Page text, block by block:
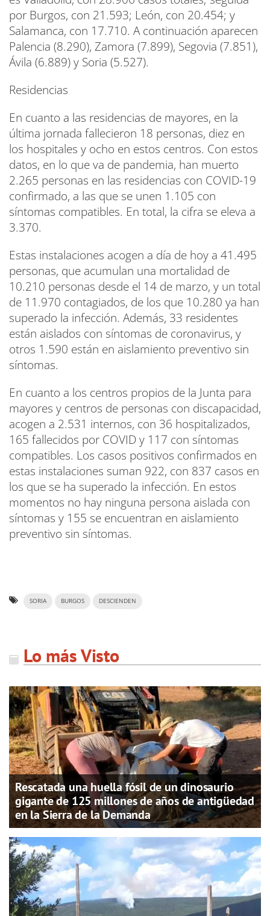
por Burgos, con 21.593; León, con 20.454; y
Salamanca, con 17.710. A continuación aparecen
Palencia (8.290), Zamora (7.899), Segovia (7.851),
Ávila (6.889) y Soria (5.527).
Residencias
En cuanto a las residencias de mayores, en la
última jornada fallecieron 18 personas, diez en
los hospitales y ocho en estos centros. Con estos
datos, en lo que va de pandemia, han muerto
2.265 personas en las residencias con COVID-19
confirmado, a las que se unen 1.105 con
síntomas compatibles. En total, la cifra se eleva a
3.370.
Estas instalaciones acogen a día de hoy a 41.495
personas, que acumulan una mortalidad de
10.210 personas desde el 14 de marzo, y un total
de 11.970 contagiados, de los que 10.280 ya han
superado la infección. Además, 33 residentes
están aislados con síntomas de coronavirus, y
otros 1.590 están en aislamiento preventivo sin
síntomas.
En cuanto a los centros propios de la Junta para
mayores y centros de personas con discapacidad,
acogen a 2.531 internos, con 36 hospitalizados,
165 fallecidos por COVID y 117 con síntomas
compatibles. Los casos positivos confirmados en
estas instalaciones suman 922, con 837 casos en
los que se ha superado la infección. En estos
momentos no hay ninguna persona aislada con
síntomas y 155 se encuentran en aislamiento
preventivo sin síntomas.
SORIA BURGOS DESCIENDEN
Lo más Visto
Rescatada una huella fósil de un dinosaurio
gigante de 125 millones de años de antigüedad
en la Sierra de la Demanda